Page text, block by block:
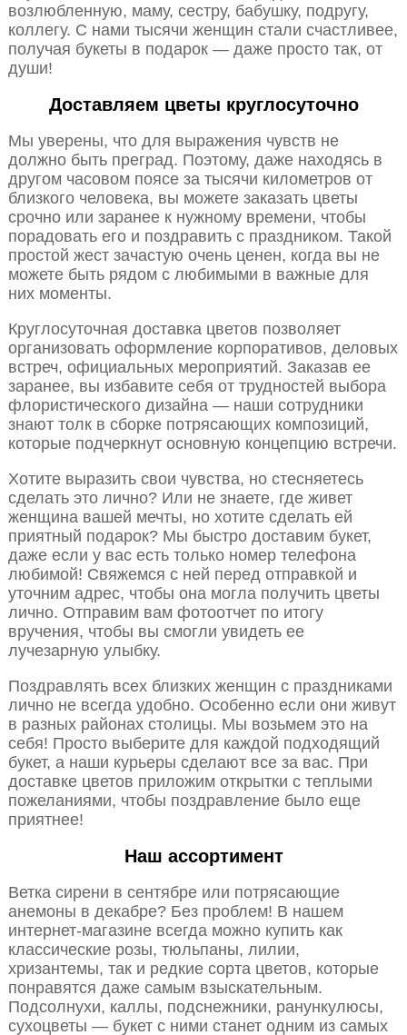
возлюбленную, маму, сестру, бабушку, подругу,
коллегу. С нами тысячи женщин стали счастливее,
получая букеты в подарок — даже просто так, от
души!
Доставляем цветы круглосуточно
Мы уверены, что для выражения чувств не
должно быть преград. Поэтому, даже находясь в
другом часовом поясе за тысячи километров от
близкого человека, вы можете заказать цветы
срочно или заранее к нужному времени, чтобы
порадовать его и поздравить с праздником. Такой
простой жест зачастую очень ценен, когда вы не
можете быть рядом с любимыми в важные для
них моменты.
Круглосуточная доставка цветов позволяет
организовать оформление корпоративов, деловых
встреч, официальных мероприятий. Заказав ее
заранее, вы избавите себя от трудностей выбора
флористического дизайна — наши сотрудники
знают толк в сборке потрясающих композиций,
которые подчеркнут основную концепцию встречи.
Хотите выразить свои чувства, но стесняетесь
сделать это лично? Или не знаете, где живет
женщина вашей мечты, но хотите сделать ей
приятный подарок? Мы быстро доставим букет,
даже если у вас есть только номер телефона
любимой! Свяжемся с ней перед отправкой и
уточним адрес, чтобы она могла получить цветы
лично. Отправим вам фотоотчет по итогу
вручения, чтобы вы смогли увидеть ее
лучезарную улыбку.
Поздравлять всех близких женщин с праздниками
лично не всегда удобно. Особенно если они живут
в разных районах столицы. Мы возьмем это на
себя! Просто выберите для каждой подходящий
букет, а наши курьеры сделают все за вас. При
доставке цветов приложим открытки с теплыми
пожеланиями, чтобы поздравление было еще
приятнее!
Наш ассортимент
Ветка сирени в сентябре или потрясающие
анемоны в декабре? Без проблем! В нашем
интернет-магазине всегда можно купить как
классические розы, тюльпаны, лилии,
хризантемы, так и редкие сорта цветов, которые
понравятся даже самым взыскательным.
Подсолнухи, каллы, подснежники, ранункулюсы,
сухоцветы — букет с ними станет одним из самых